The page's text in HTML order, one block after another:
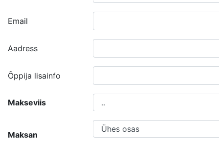
Email
Aadress
Õppija lisainfo
Makseviis
Maksan